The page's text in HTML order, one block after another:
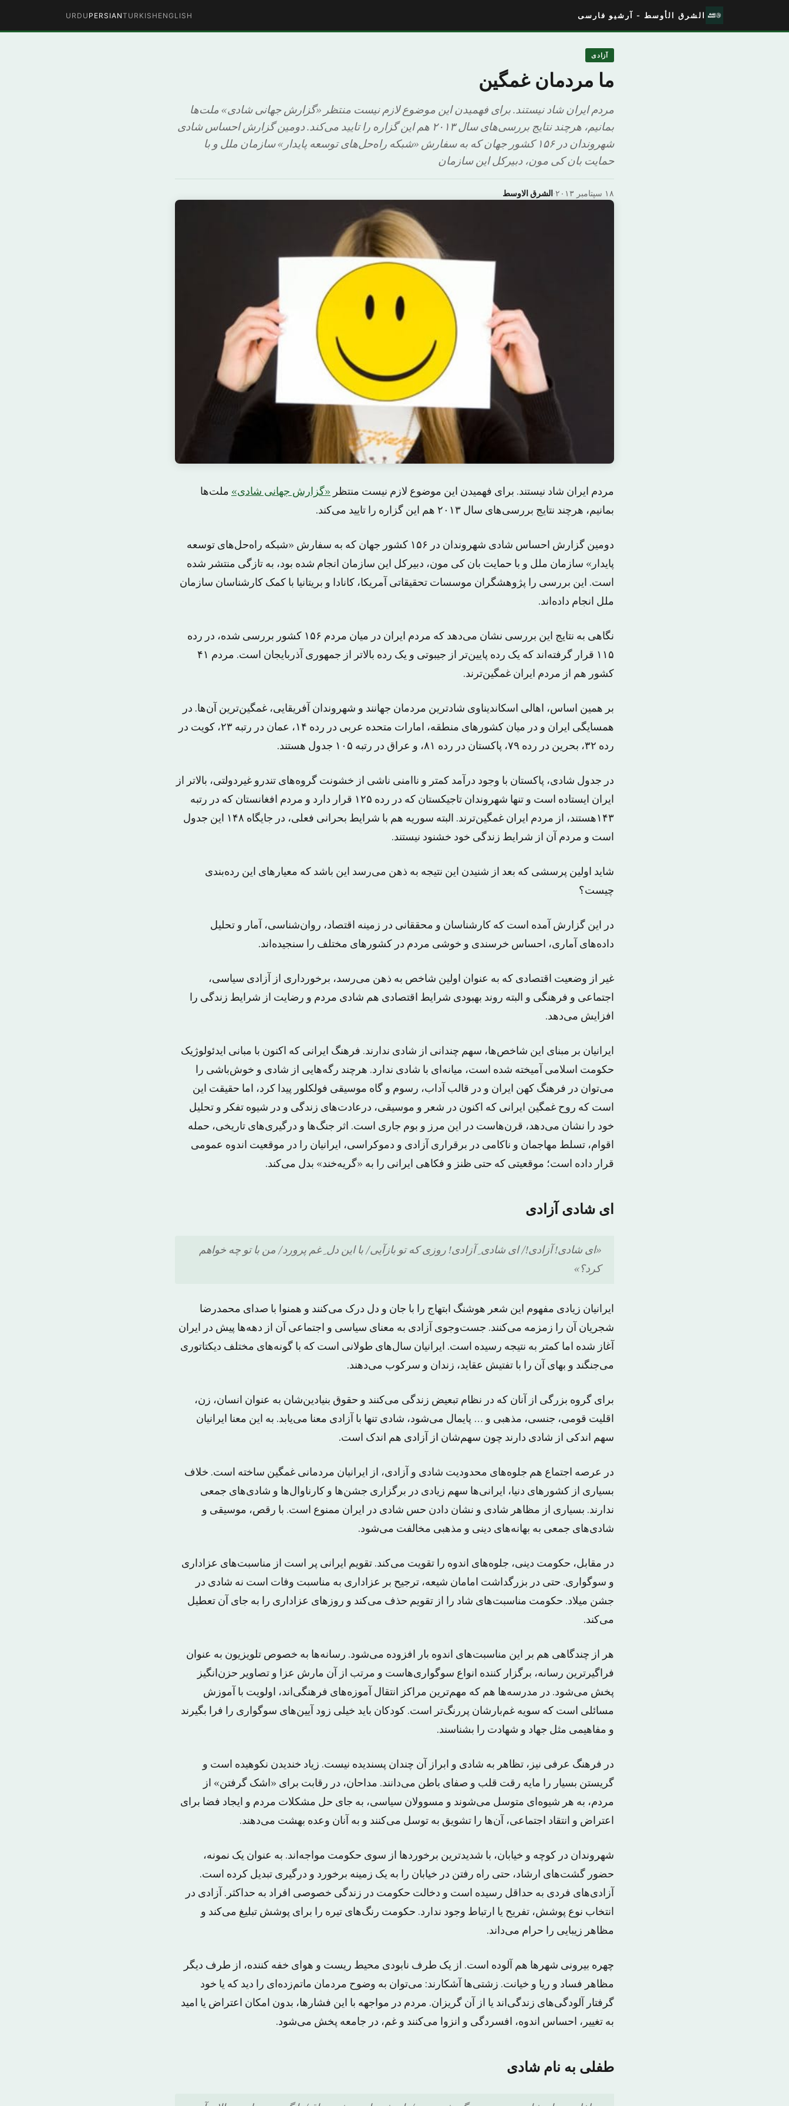
الشرق الأوسط - آرشیو فارسی ENGLISH
TURKISH
PERSIAN
URDU
آزادی
ما مردمان غمگین
مردم ایران شاد نیستند. برای فهمیدن این موضوع لازم نیست منتظر «گزارش جهانی شادی» ملت‌ها
بمانیم، هرچند نتایج بررسی‌های سال ٢٠١٣ هم این گزاره را تایید می‌کند. دومین گزارش احساس شادی
شهروندان در ١۵۶ کشور جهان که به سفارش «شبکه راه‌حل‌های توسعه پایدار» سازمان ملل و با
حمایت بان کی مون، دبیرکل این سازمان
الشرق الاوسط· ۱۸ سپتامبر ۲۰۱۳
مردم ایران شاد نیستند. برای فهمیدن این موضوع لازم نیست منتظر «گزارش جهانی شادی» ملت‌ها
بمانیم، هرچند نتایج بررسی‌های سال ٢٠١٣ هم این گزاره را تایید می‌کند.
دومین گزارش احساس شادی شهروندان در ١۵۶ کشور جهان که به سفارش «شبکه راه‌حل‌های توسعه
پایدار» سازمان ملل و با حمایت بان کی مون، دبیرکل این سازمان انجام شده بود، به تازگی منتشر شده
است. این بررسی را پژوهشگران موسسات تحقیقاتی آمریکا، کانادا و بریتانیا با کمک کارشناسان سازمان
ملل انجام داده‌اند.
نگاهی به نتایج این بررسی نشان می‌دهد که مردم ایران در میان مردم ١۵۶ کشور بررسی شده، در رده
١١۵ قرار گرفته‌اند که یک رده پایین‌تر از جیبوتی و یک رده بالاتر از جمهوری آذربایجان است. مردم ۴۱
کشور هم از مردم ایران غمگین‌ترند.
بر همین اساس، اهالی اسکاندیناوی شادترین مردمان‌ جهانند و شهروندان آفریقایی، غمگین‌ترین آن‌ها. در
همسایگی ایران و در میان کشورهای منطقه، امارات متحده عربی در رده ١۴، عمان در رتبه ٢٣، کویت در
رده ٣٢، بحرین در رده ٧٩، پاکستان در رده ٨١، و عراق در رتبه ١٠۵ جدول هستند.
در جدول شادی، پاکستان با وجود درآمد کمتر و ناامنی ناشی از خشونت گروه‌های تندرو غیردولتی، بالاتر از
ایران ایستاده‌ است و تنها شهروندان تاجیکستان که در رده ١٢۵ قرار دارد و مردم افغانستان که در رتبه
١۴٣هستند، از مردم ایران غمگین‌ترند. البته سوریه هم با شرایط بحرانی فعلی، در جایگاه ١۴٨ این جدول
است و مردم آن از شرایط زندگی خود خشنود نیستند.
شاید اولین پرسشی که بعد از شنیدن این نتیجه به ذهن می‌رسد این باشد که معیارهای این رده‌بندی
چیست؟
در این گزارش آمده است که کارشناسان و محققانی در زمینه‌ اقتصاد، روان‌شناسی، آمار و تحلیل
داده‌های آماری، احساس خرسندی و خوشی مردم در کشورهای مختلف را سنجیده‌اند.
غیر از وضعیت اقتصادی که به عنوان اولین شاخص به ذهن می‌رسد، برخورداری از آزادی سیاسی،
اجتماعی و فرهنگی و البته روند بهبودی شرایط اقتصادی هم شادی مردم و رضایت از شرایط زندگی‌ را
افزایش می‌دهد.
ایرانیان بر مبنای این شاخص‌ها، سهم چندانی از شادی ندارند. فرهنگ ایرانی که اکنون با مبانی ایدئولوژیک
حکومت اسلامی آمیخته شده است، میانه‌ای با شادی ندارد. هرچند رگه‌هایی از شادی و خوش‌باشی را
می‌توان در فرهنگ کهن ایران و در قالب آداب، رسوم و گاه موسیقی فولکلور پیدا کرد، اما حقیقت این
است که روح غمگین ایرانی که اکنون در شعر و موسیقی، درعادت‌های زندگی و در شیوه تفکر و تحلیل
خود را نشان می‌دهد، قرن‌هاست در این مرز و بوم جاری است. اثر جنگ‌ها و درگیری‌های تاریخی، حمله
اقوام، تسلط مهاجمان و ناکامی در برقراری آزادی و دموکراسی، ایرانیان را در موقعیت اندوه عمومی
قرار داده است؛ موقعیتی که حتی ظنز و فکاهی ایرانی را به «گریه‌خند» بدل می‌کند.
ای شادی آزادی
«ای شادی! آزادی!/ ای شادی ِ آزادی! روزی که تو بازآیی/ با این دل ِ غم پرورد/ من با تو چه خواهم
کرد؟»
ایرانیان زیادی مفهوم این شعر هوشنگ ابتهاج را با جان و دل درک می‌کنند و همنوا با صدای محمدرضا
شجریان آن را زمزمه می‌کنند. جست‌و‌جوی آزادی به معنای سیاسی و اجتماعی آن از دهه‌ها پیش در ایران
آغاز شده اما کمتر به نتیجه رسیده است. ایرانیان سال‌های طولانی است که با گونه‌های مختلف دیکتاتوری
می‌جنگند و بهای آن را با تفتیش عقاید، زندان و سرکوب می‌دهند.
برای گروه بزرگی از آنان که در نظام تبعیض زندگی می‌کنند و حقوق بنیادین‌شان به عنوان انسان، زن،
اقلیت قومی، جنسی، مذهبی و … پایمال می‌شود، شادی تنها با آزادی معنا می‌یابد. به این معنا ایرانیان
سهم اندکی از شادی دارند چون سهم‌شان از آزادی هم اندک است.
در عرصه اجتماع هم جلوه‌های محدودیت شادی و آزادی، از ایرانیان مردمانی غمگین ساخته است. خلاف
بسیاری از کشورهای دنیا، ایرانی‌ها سهم زیادی در برگزاری جشن‌ها و کارناوال‌ها و شادی‌های جمعی
ندارند. بسیاری از مظاهر شادی و نشان دادن حس شادی در ایران ممنوع است. با رقص، موسیقی و
شادی‌های جمعی به بهانه‌های دینی و مذهبی مخالفت می‌شود.
در مقابل، حکومت دینی، جلوه‌های اندوه را تقویت می‌کند. تقویم ایرانی پر است از مناسبت‌های عزاداری
و سوگواری. حتی در بزرگداشت امامان شیعه، ترجیح بر عزاداری به مناسبت وفات است نه شادی در
جشن میلاد. حکومت مناسبت‌های شاد را از تقویم حذف می‌کند و روزهای عزاداری را به جای آن تعطیل
می‌کند.
هر از چندگاهی هم بر این مناسبت‌های اندوه بار افزوده می‌شود. رسانه‌‌ها به خصوص تلویزیون به عنوان
فراگیرترین رسانه، برگزار کننده انواع سوگواری‌هاست و مرتب از آن مارش عزا و تصاویر حزن‌انگیز
پخش می‌شود. در مدرسه‌ها هم که مهم‌ترین مراکز انتقال آموزه‌های فرهنگی‌اند، اولویت با آموزش
مسائلی است که سویه غم‌بارشان پررنگ‌تر است. کودکان باید خیلی زود آیین‌های سوگواری را فرا بگیرند
و مفاهیمی مثل جهاد و شهادت را بشناسند.
در فرهنگ عرفی نیز، تظاهر به شادی و ابراز آن چندان پسندیده نیست. زیاد خندیدن نکوهیده است و
گریستن بسیار را مایه رقت قلب و صفای باطن می‌دانند. مداحان، در رقابت برای «اشک گرفتن» از
مردم، به هر شیوه‌ای متوسل می‌شوند و مسوولان سیاسی، به جای حل مشکلات مردم و ایجاد فضا برای
اعتراض و انتقاد اجتماعی، آن‌ها را تشویق به توسل می‌کنند و به آنان وعده بهشت می‌دهند.
شهروندان در کوچه و خیابان، با شدیدترین برخوردها از سوی حکومت مواجه‌اند. به عنوان یک نمونه،
حضور گشت‌های ارشاد، حتی راه رفتن در خیابان را به یک زمینه برخورد و درگیری تبدیل کرده است.
آزادی‌های فردی به حداقل رسیده است و دخالت حکومت در زندگی خصوصی افراد به حداکثر. آزادی در
انتخاب نوع پوشش، تفریح یا ارتباط وجود ندارد. حکومت رنگ‌های تیره را برای پوشش تبلیغ می‌کند و
مظاهر زیبایی را حرام می‌داند.
چهره بیرونی شهرها هم آلوده است. از یک طرف نابودی محیط ریست و هوای خفه کننده، از طرف دیگر
مظاهر فساد و ریا و خیانت. زشتی‌ها آشکارند: می‌توان به وضوح مردمان ماتم‌زده‌ای را دید که یا خود
گرفتار آلودگی‌های زندگی‌اند یا از آن گریزان. مردم در مواجهه با این فشارها، بدون امکان اعتراض یا امید
به تغییر، احساس اندوه، افسردگی و انزوا می‌کنند و غم، در جامعه پخش می‌شود.
طفلی به نام شادی